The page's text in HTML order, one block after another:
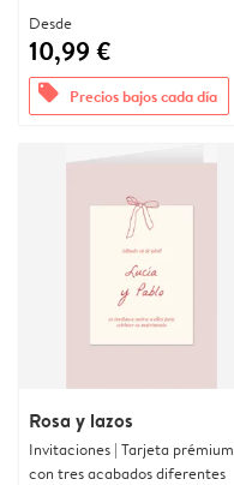
Desde
10,99 €
offers Precios bajos cada día
Rosa y lazos
Invitaciones | Tarjeta prémium
con tres acabados diferentes